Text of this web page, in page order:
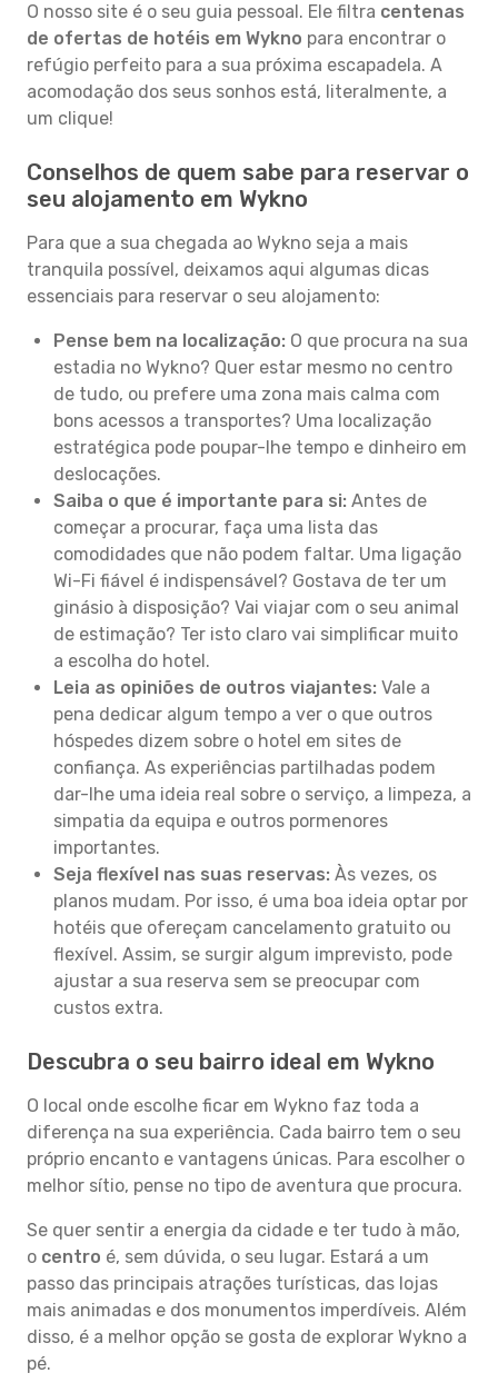
O nosso site é o seu guia pessoal. Ele filtra centenas
de ofertas de hotéis em Wykno para encontrar o
refúgio perfeito para a sua próxima escapadela. A
acomodação dos seus sonhos está, literalmente, a
um clique!
Conselhos de quem sabe para reservar o
seu alojamento em Wykno
Para que a sua chegada ao Wykno seja a mais
tranquila possível, deixamos aqui algumas dicas
essenciais para reservar o seu alojamento:
Pense bem na localização: O que procura na sua
estadia no Wykno? Quer estar mesmo no centro
de tudo, ou prefere uma zona mais calma com
bons acessos a transportes? Uma localização
estratégica pode poupar-lhe tempo e dinheiro em
deslocações.
Saiba o que é importante para si: Antes de
começar a procurar, faça uma lista das
comodidades que não podem faltar. Uma ligação
Wi-Fi fiável é indispensável? Gostava de ter um
ginásio à disposição? Vai viajar com o seu animal
de estimação? Ter isto claro vai simplificar muito
a escolha do hotel.
Leia as opiniões de outros viajantes: Vale a
pena dedicar algum tempo a ver o que outros
hóspedes dizem sobre o hotel em sites de
confiança. As experiências partilhadas podem
dar-lhe uma ideia real sobre o serviço, a limpeza, a
simpatia da equipa e outros pormenores
importantes.
Seja flexível nas suas reservas: Às vezes, os
planos mudam. Por isso, é uma boa ideia optar por
hotéis que ofereçam cancelamento gratuito ou
flexível. Assim, se surgir algum imprevisto, pode
ajustar a sua reserva sem se preocupar com
custos extra.
Descubra o seu bairro ideal em Wykno
O local onde escolhe ficar em Wykno faz toda a
diferença na sua experiência. Cada bairro tem o seu
próprio encanto e vantagens únicas. Para escolher o
melhor sítio, pense no tipo de aventura que procura.
Se quer sentir a energia da cidade e ter tudo à mão,
o centro é, sem dúvida, o seu lugar. Estará a um
passo das principais atrações turísticas, das lojas
mais animadas e dos monumentos imperdíveis. Além
disso, é a melhor opção se gosta de explorar Wykno a
pé.